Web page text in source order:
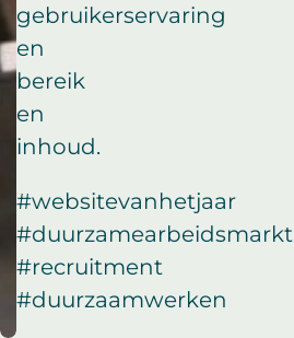
gebruikerservaring
en
bereik
en
inhoud.
#websitevanhetjaar
#duurzamearbeidsmarkt
#recruitment
#duurzaamwerken